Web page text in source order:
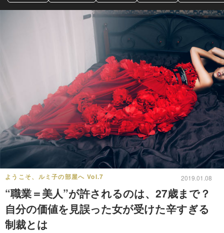
ようこそ、ルミ子の部屋へ Vol.7 2019.01.08
“職業＝美人”が許されるのは、27歳まで？
自分の価値を見誤った女が受けた辛すぎる
制裁とは